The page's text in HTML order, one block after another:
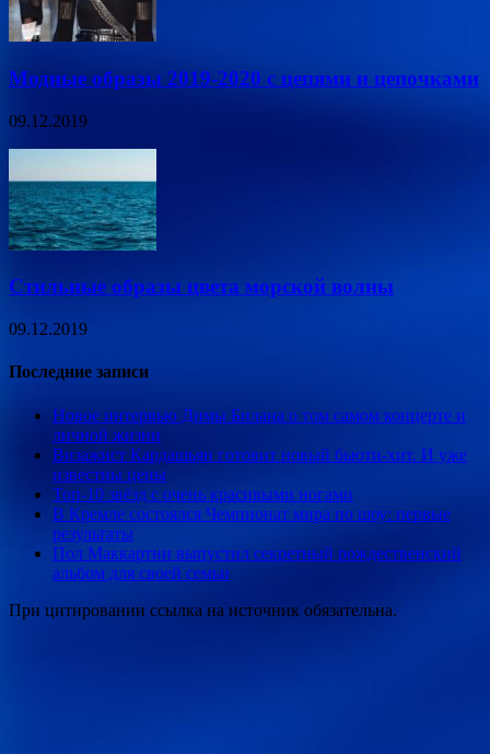
Модные образы 2019-2020 с цепями и цепочками
09.12.2019
Стильные образы цвета морской волны
09.12.2019
Последние записи
Новое интервью Димы Билана о том самом концерте и
личной жизни
Визажист Кардашьян готовит новый бьюти-хит. И уже
известны цены
Топ-10 звёзд с очень красивыми ногами
В Кремле состоялся Чемпионат мира по шоу: первые
результаты
Пол Маккартни выпустил секретный рождественский
альбом для своей семьи
При цитировании ссылка на источник обязательна.